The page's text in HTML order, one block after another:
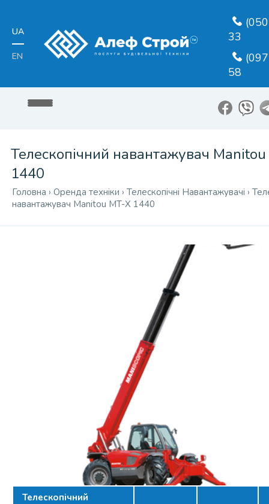
UA
EN
33
58
Телескопічний навантажувач
1440
Головна › Оренда техніки › Телескопічні Навантажувачі ›
навантажувач Manitou MT-X 1440
Телескопічний